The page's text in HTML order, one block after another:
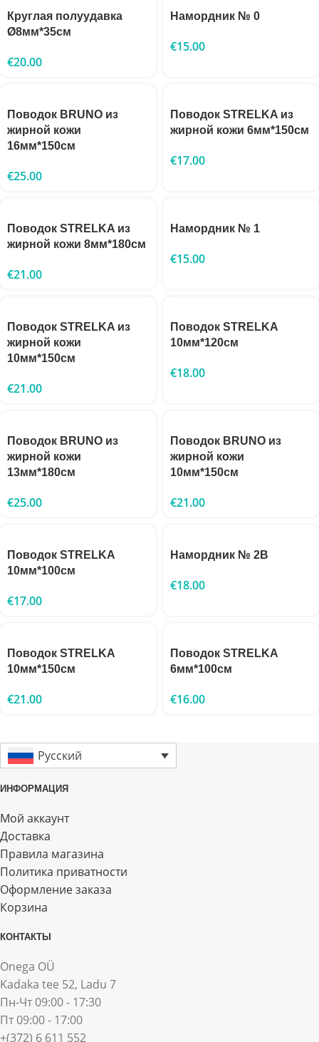
Круглая полуудавка
Ø8мм*35см
€20.00
Намордник № 0
€15.00
Поводок BRUNO из
жирной кожи
16мм*150см
€25.00
Поводок STRELKA из
жирной кожи 6мм*150см
€17.00
Поводок STRELKA из
жирной кожи 8мм*180см
€21.00
Намордник № 1
€15.00
Поводок STRELKA из
жирной кожи
10мм*150см
€21.00
Поводок STRELKA
10мм*120см
€18.00
Поводок BRUNO из
жирной кожи
13мм*180см
€25.00
Поводок BRUNO из
жирной кожи
10мм*150см
€21.00
Поводок STRELKA
10мм*100см
€17.00
Намордник № 2B
€18.00
Поводок STRELKA
10мм*150см
€21.00
Поводок STRELKA
6мм*100см
€16.00
Русский
ИНФОРМАЦИЯ
Мой аккаунт
Доставка
Правила магазина
Политика приватности
Оформление заказа
Корзина
КОНТАКТЫ
Onega OÜ
Kadaka tee 52, Ladu 7
Пн-Чт 09:00 - 17:30
Пт 09:00 - 17:00
+(372) 6 611 552